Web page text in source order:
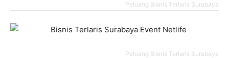
Peluang Bisnis Terlaris Surabaya
Peluang Bisnis Terlaris Surabaya